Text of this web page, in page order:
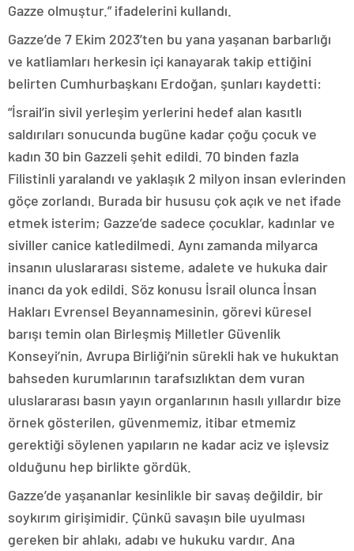
Gazze olmuştur.” ifadelerini kullandı.
Gazze’de 7 Ekim 2023’ten bu yana yaşanan barbarlığı
ve katliamları herkesin içi kanayarak takip ettiğini
belirten Cumhurbaşkanı Erdoğan, şunları kaydetti:
“İsrail’in sivil yerleşim yerlerini hedef alan kasıtlı
saldırıları sonucunda bugüne kadar çoğu çocuk ve
kadın 30 bin Gazzeli şehit edildi. 70 binden fazla
Filistinli yaralandı ve yaklaşık 2 milyon insan evlerinden
göçe zorlandı. Burada bir hususu çok açık ve net ifade
etmek isterim; Gazze’de sadece çocuklar, kadınlar ve
siviller canice katledilmedi. Aynı zamanda milyarca
insanın uluslararası sisteme, adalete ve hukuka dair
inancı da yok edildi. Söz konusu İsrail olunca İnsan
Hakları Evrensel Beyannamesinin, görevi küresel
barışı temin olan Birleşmiş Milletler Güvenlik
Konseyi’nin, Avrupa Birliği’nin sürekli hak ve hukuktan
bahseden kurumlarının tarafsızlıktan dem vuran
uluslararası basın yayın organlarının hasılı yıllardır bize
örnek gösterilen, güvenmemiz, itibar etmemiz
gerektiği söylenen yapıların ne kadar aciz ve işlevsiz
olduğunu hep birlikte gördük.
Gazze’de yaşananlar kesinlikle bir savaş değildir, bir
soykırım girişimidir. Çünkü savaşın bile uyulması
gereken bir ahlakı, adabı ve hukuku vardır. Ana